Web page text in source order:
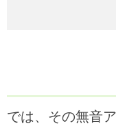
では、その無音